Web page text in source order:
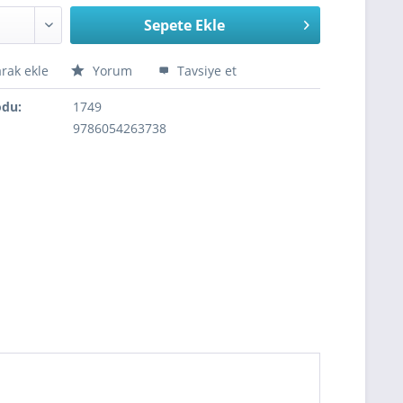
Sepete Ekle
ekle Yorum Tavsiye et
1749
9786054263738